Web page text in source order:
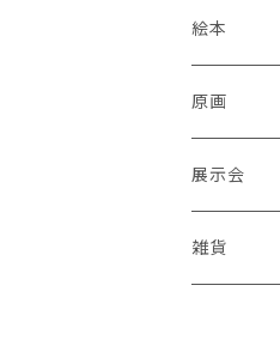
蒼川わか
あきやまりか
ashika
足立真人
絵本
原画
展示会
Mori /
雑貨